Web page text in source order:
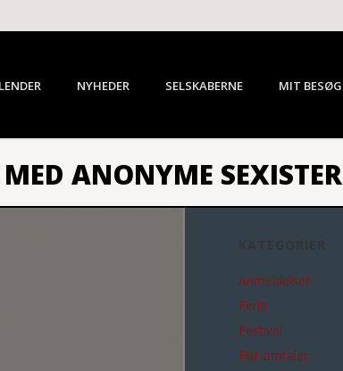
NYHEDER SELSKABERNE MIT BESØG
ANONYME SEXISTER
Anmeldelser
Ferie
Festival
For-omtaler